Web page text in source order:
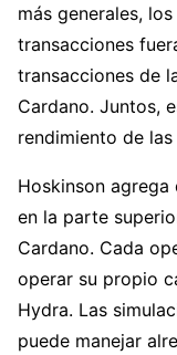
más generales,
transacciones
transacciones de
Cardano. Juntos,
rendimiento de
Hoskinson agrega
en la parte
Cardano. Cada
operar su propio
Hydra. Las
puede manejar